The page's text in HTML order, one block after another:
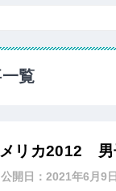
覧
リカ2012
公開日：2021年6月9日